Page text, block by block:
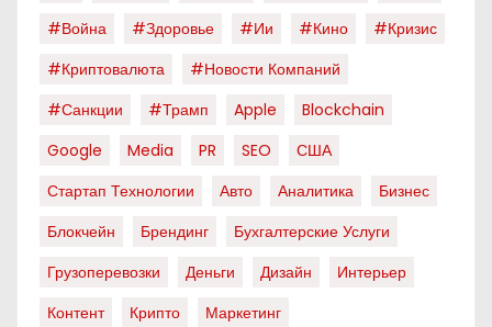
#война
#здоровье #ии #кино
#кризис
#криптовалюта
#новости Компаний
#санкции
#трамп Apple
Blockchain
Google
Media PR SEO
США
Стартап Технологии
Авто Аналитика
Бизнес
Блокчейн
Брендинг
Бухгалтерские Услуги
Грузоперевозки
Деньги Дизайн
Интерьер
Контент
Крипто
Маркетинг